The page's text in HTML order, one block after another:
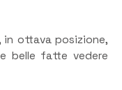
in ottava posizione,
belle fatte vedere